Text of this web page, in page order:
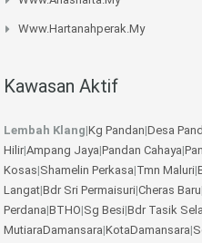
Www.hartanahperak.my
Kawasan Aktif
Lembah Klang|Kg Pandan|Desa
Hilir|Ampang Jaya|Pandan Cahaya|
Kosas|Shamelin Perkasa|Tmn Maluri|
Langat|Bdr Sri Permaisuri|Cheras Baru
Perdana|BTHO|Sg Besi|Bdr Tasik
MutiaraDamansara|KotaDamansara|